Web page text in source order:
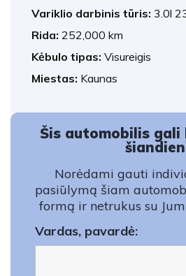
Variklio darbinis tūris: 3.0l
Rida: 252,000 km
Kėbulo tipas: Visureigis
Miestas: Kaunas
Šis automobilis gali
Norėdami gauti
pasiūlymą šiam
formą ir netrukus su
Vardas, pavardė: